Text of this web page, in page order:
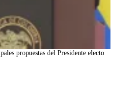
propuestas del Presidente electo